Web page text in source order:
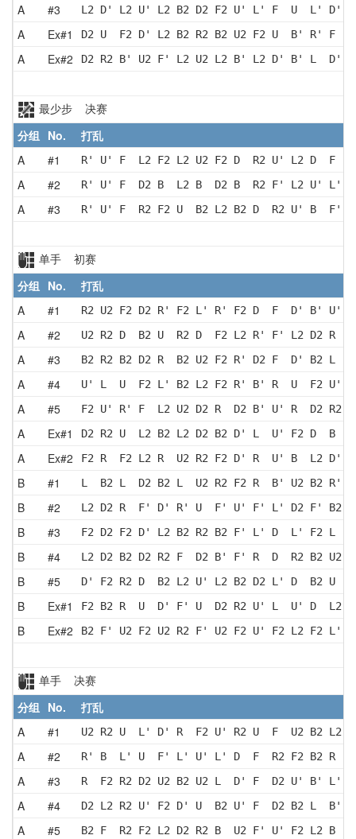
A #3 L2 D' L2 U' L2 B2 D2 F2 U' L' F  U  L' D'
A Ex#1 D2 U  F2 D' L2 B2 R2 B2 U2 F2 U  B' R' F
A Ex#2 D2 R2 B' U2 F' L2 U2 L2 B' L2 D' B' L  D'
最少步 决赛
分组 No.
打乱
A
#1 R' U' F  L2 F2 L2 U2 F2 D  R2 U' L2 D
A #2 R' U' F  D2 B  L2 B  D2 B  R2 F' L2 U' L'
A #3 R' U' F  R2 F2 U  B2 L2 B2 D  R2 U' B  F'
单手 初赛
分组 No.
打乱
A
#1 R2 U2 F2 D2 R' F2 L' R' F2 D  F  D' B' U'
A #2 U2 R2 D  B2 U  R2 D  F2 L2 R' F' L2 D2 R
A #3 B2 R2 B2 D2 R  B2 U2 F2 R' D2 F  D' B2 L
A #4 U' L  U  F2 L' B2 L2 F2 R' B' R  U  F2 U'
A #5 F2 U' R' F  L2 U2 D2 R  D2 B' U' R  D2 R2
A Ex#1 D2 R2 U  L2 B2 L2 D2 B2 D' L  U' F2 D  B
A Ex#2 F2 R  F2 L2 R  U2 R2 F2 D' R  U' B  L2 D'
B #1 L  B2 L  D2 B2 L  U2 R2 F2 R  B' U2 B2 R'
B #2 L2 D2 R  F' D' R' U  F' U' F' L' D2 F' B2
B #3 F2 D2 F2 D' L2 B2 R2 B2 F' L' D  L' F2 L
B #4 L2 D2 B2 D2 R2 F  D2 B' F' R  D  R2 B2
B #5 D' F2 R2 D  B2 L2 U' L2 B2 D2 L' D  B2 U
B Ex#1 F2 B2 R  U  D' F' U  D2 R2 U' L  U' D  L2
B Ex#2 B2 F' U2 F2 U2 R2 F' U2 F2 U' F2 L2 F2
单手 决赛
分组 No.
打乱
A
#1 U2 R2 U  L' D' R  F2 U' R2 U  F  U2 B2 L2
A #2 R' B  L' U  F' L' U' L' D  F  R2 F2 B2 R  U2
A #3 R  F2 R2 D2 U2 B2 U2 L  D' F  D2 U' B' L'
A #4 D2 L2 R2 U' F2 D' U  B2 U' F  D2 B2 L  B'
A #5 B2 F  R2 F2 L2 D2 R2 B  U2 F' U' F2 L2 B